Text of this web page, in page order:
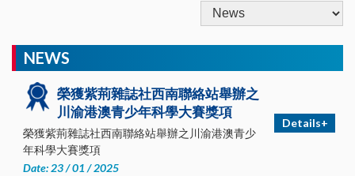
NEWS
榮獲紫荊雜誌社西南聯絡站舉辦之
川渝港澳青少年科學大賽獎項
榮獲紫荊雜誌社西南聯絡站舉辦之川渝港澳青少
年科學大賽獎項
Date: 23 / 01 / 2025
Details+